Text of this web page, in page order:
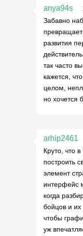
anya94s
Забавно
развития
так часто
кажется,
целом,
но хочется
arhip2461
Круто, что
построить
элемент
интерфейс
когда
бойцов и их
чтобы
уж